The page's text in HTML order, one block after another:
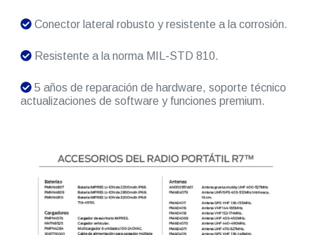
Conector lateral robusto y resistente a la corrosión.
Resistente a la norma MIL-STD 810.
5 años de reparación de hardware, soporte técnico
actualizaciones de software y funciones premium.